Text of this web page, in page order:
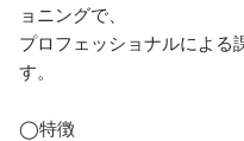
ョニングで、
プロフェッショナルによる
す。
◯特徴